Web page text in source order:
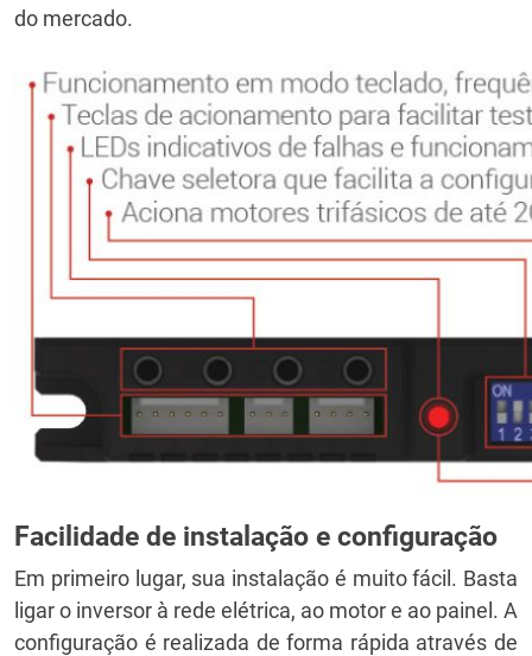
do mercado.
Facilidade de instalação e configuração
Em primeiro lugar, sua instalação é muito fácil. Basta
ligar o inversor à rede elétrica, ao motor e ao painel. A
configuração é realizada de forma rápida através de